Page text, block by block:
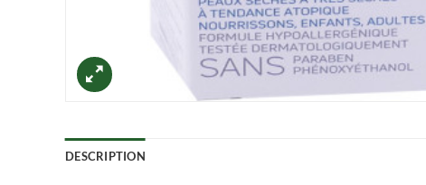
DESCRIPTION